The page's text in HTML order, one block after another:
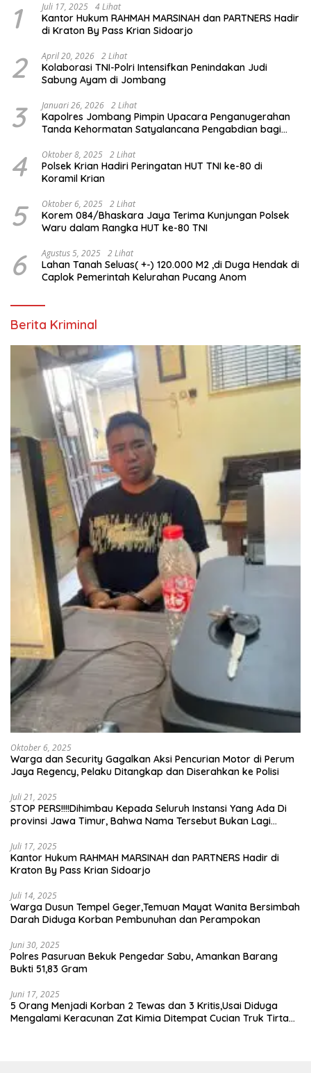
1 Juli 17, 2025 4 Lihat
Kantor Hukum RAHMAH MARSINAH dan PARTNERS Hadir
di Kraton By Pass Krian Sidoarjo
2 April 20, 2026 2 Lihat
Kolaborasi TNI-Polri Intensifkan Penindakan Judi
Sabung Ayam di Jombang
3 Januari 26, 2026 2 Lihat
Kapolres Jombang Pimpin Upacara Penganugerahan
Tanda Kehormatan Satyalancana Pengabdian bagi
4 Oktober 8, 2025 2 Lihat
Polsek Krian Hadiri Peringatan HUT TNI ke-80 di
Koramil Krian
5 Oktober 6, 2025 2 Lihat
Korem 084/Bhaskara Jaya Terima Kunjungan Polsek
6 Agustus 5, 2025 2 Lihat
Lahan Tanah Seluas( +-) 120.000 M2 ,di Duga Hendak di
Caplok Pemerintah Kelurahan Pucang Anom
Berita Kriminal
Oktober 6, 2025
Warga dan Security Gagalkan Aksi Pencurian Motor di Perum
Jaya Regency, Pelaku Ditangkap dan Diserahkan ke Polisi
Juli 21, 2025
STOP PERS!!!!Dihimbau Kepada Seluruh Instansi Yang Ada Di
provinsi Jawa Timur, Bahwa Nama Tersebut Bukan Lagi
Juli 17, 2025
Kantor Hukum RAHMAH MARSINAH dan PARTNERS Hadir di
Kraton By Pass Krian Sidoarjo
Juli 14, 2025
Warga Dusun Tempel Geger,Temuan Mayat Wanita Bersimbah
Darah Diduga Korban Pembunuhan dan Perampokan
Juni 30, 2025
Polres Pasuruan Bekuk Pengedar Sabu, Amankan Barang
Bukti 51,83 Gram
Juni 17, 2025
5 Orang Menjadi Korban 2 Tewas dan 3 Kritis,Usai Diduga
Mengalami Keracunan Zat Kimia Ditempat Cucian Truk Tirta